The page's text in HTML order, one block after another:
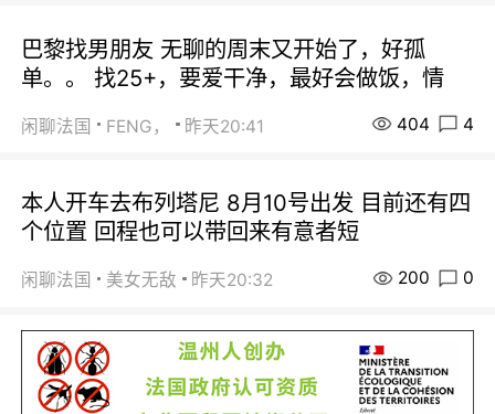
巴黎找男朋友 无聊的周末又开始了，好孤
单。。 找25+，要爱干净，最好会做饭，情
闲聊法国 FENG， 昨天20:41 404 4
本人开车去布列塔尼 8月10号出发 目前还有四
个位置 回程也可以带回来有意者短
闲聊法国 美女无敌 昨天20:32 200 0